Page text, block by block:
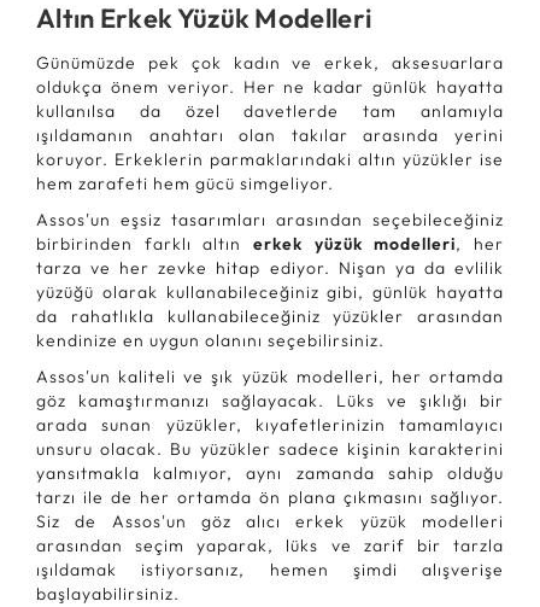
Altın Erkek Yüzük Modelleri
Günümüzde pek çok kadın ve erkek, aksesuarlara
oldukça önem veriyor. Her ne kadar günlük hayatta
kullanılsa da özel davetlerde tam anlamıyla
ışıldamanın anahtarı olan takılar arasında yerini
koruyor. Erkeklerin parmaklarındaki altın yüzükler ise
hem zarafeti hem gücü simgeliyor.
Assos'un eşsiz tasarımları arasından seçebileceğiniz
birbirinden farklı altın erkek yüzük modelleri, her
tarza ve her zevke hitap ediyor. Nişan ya da evlilik
yüzüğü olarak kullanabileceğiniz gibi, günlük hayatta
da rahatlıkla kullanabileceğiniz yüzükler arasından
kendinize en uygun olanını seçebilirsiniz.
Assos'un kaliteli ve şık yüzük modelleri, her ortamda
göz kamaştırmanızı sağlayacak. Lüks ve şıklığı bir
arada sunan yüzükler, kıyafetlerinizin tamamlayıcı
unsuru olacak. Bu yüzükler sadece kişinin karakterini
yansıtmakla kalmıyor, aynı zamanda sahip olduğu
tarzı ile de her ortamda ön plana çıkmasını sağlıyor.
Siz de Assos'un göz alıcı erkek yüzük modelleri
arasından seçim yaparak, lüks ve zarif bir tarzla
ışıldamak istiyorsanız, hemen şimdi alışverişe
başlayabilirsiniz.